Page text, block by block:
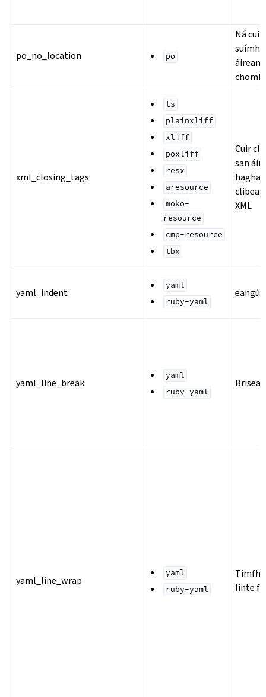
po_no_location po
Ná
suímh
xml_closing_tags
ts
plainxliff
xliff
poxliff
resx
aresource
moko-
resource
cmp-resource
tbx
Cuir
san
XML
yaml_indent
yaml
ruby-yaml
eangú
yaml_line_break
yaml
ruby-yaml
yaml_line_wrap
yaml
ruby-yaml
línte